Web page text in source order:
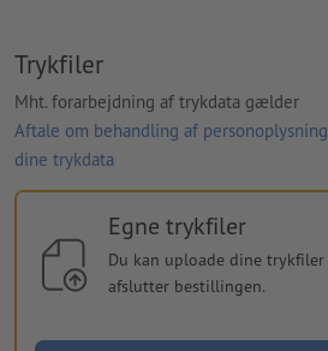
Trykfiler
Mht. forarbejdning af trykdata gælder
Aftale om behandling af
dine trykdata
Egne trykfiler
Du kan uploade dine
afslutter bestillingen.